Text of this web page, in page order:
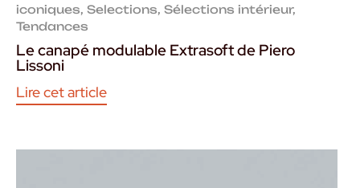
iconiques, Selections, Sélections intérieur,
Tendances
Le canapé modulable Extrasoft de Piero
Lissoni
Lire cet article